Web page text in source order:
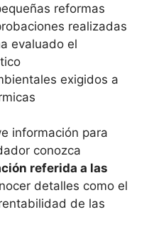
reformas
realizadas
evaluado el
exigidos a
información para
conozca
referida a las
detalles como el
de las